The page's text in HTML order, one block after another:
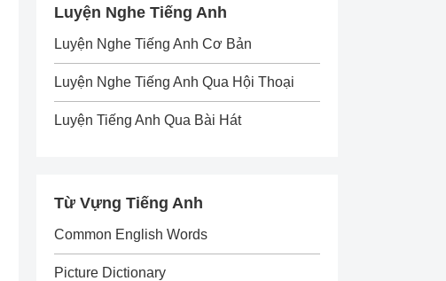
Luyện Nghe Tiếng Anh
Luyện Nghe Tiếng Anh Cơ Bản
Luyện Nghe Tiếng Anh Qua Hội Thoại
Luyện Tiếng Anh Qua Bài Hát
Từ Vựng Tiếng Anh
Common English Words
Picture Dictionary